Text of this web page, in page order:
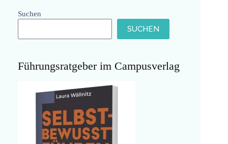
Suchen
SUCHEN
Führungsratgeber im Campusverlag